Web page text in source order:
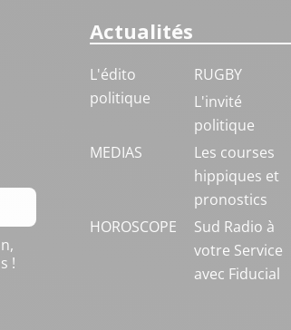
!
Actualités
L'édito
politique
RUGBY
L'invité
politique
MEDIAS
Les courses
hippiques et
pronostics
HOROSCOPE
Sud Radio à
votre Service
avec Fiducial